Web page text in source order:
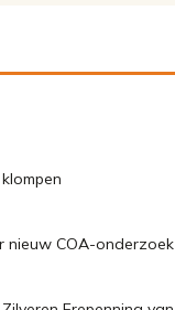
nieuw COA-onderzoek